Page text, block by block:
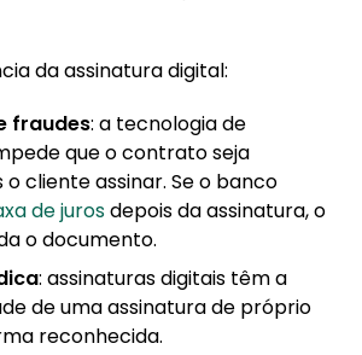
da assinatura digital:
fraudes: a tecnologia de
que o contrato seja
cliente assinar. Se o banco
de jurosdepois da assinatura, o
o documento.
: assinaturas digitais têm a
de uma assinatura de próprio
reconhecida.